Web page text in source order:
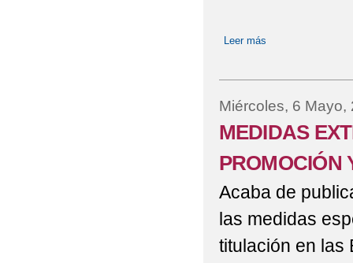
Leer más
Miércoles, 6 Mayo,
MEDIDAS
PROMOCIÓN
Acaba de
las medidas
titulación en las